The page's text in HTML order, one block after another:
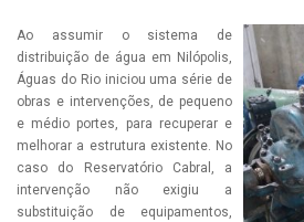
Ao assumir o sistema de
distribuição de água em Nilópolis,
Águas do Rio iniciou uma série de
obras e intervenções, de pequeno
e médio portes, para recuperar e
melhorar a estrutura existente. No
caso do Reservatório Cabral, a
intervenção não exigiu a
substituição de equipamentos,